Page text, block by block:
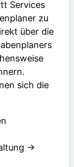
Services
zu
über die
sich die
->